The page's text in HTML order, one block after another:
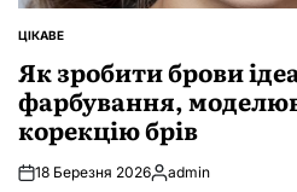
ОПУБЛІКУВАТИ
ЦІКАВЕ
Як зробити брови
фарбування,
корекцію брів
18 Березня 2026Опубліковано
admin